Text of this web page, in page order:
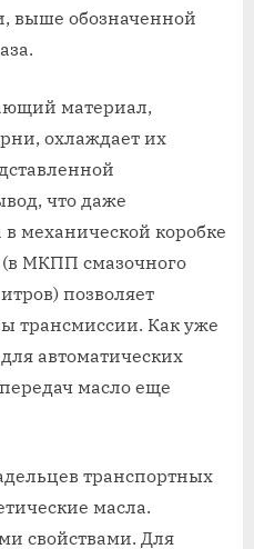
выше обозначенной
материал,
охлаждает их
что даже
механической коробке
МКПП смазочного
позволяет
трансмиссии. Как уже
автоматических
масло еще
транспортных
масла.
свойствами. Для